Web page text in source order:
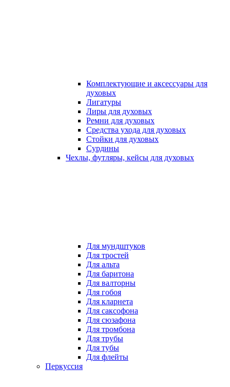
Комплектующие и аксессуары для
духовых
Лигатуры
Лиры для духовых
Ремни для духовых
Средства ухода для духовых
Стойки для духовых
Сурдины
Чехлы, футляры, кейсы для духовых
Для мундштуков
Для тростей
Для альта
Для баритона
Для валторны
Для гобоя
Для кларнета
Для саксофона
Для сюзафона
Для тромбона
Для трубы
Для тубы
Для флейты
Перкуссия